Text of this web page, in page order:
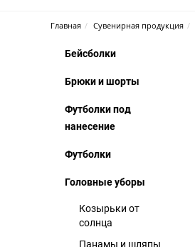
Главная Сувенирная продукция
Бейсболки
Брюки и шорты
Футболки под
нанесение
Футболки
Головные уборы
Козырьки от
солнца
Панамы и шляпы